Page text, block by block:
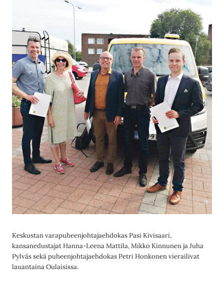
Keskustan varapuheenjohtajaehdokas Pasi Kivisaari,
kansanedustajat Hanna-Leena Mattila, Mikko Kinnunen ja Juha
Pylväs sekä puheenjohtajaehdokas Petri Honkonen vierailivat
lauantaina Oulaisissa.